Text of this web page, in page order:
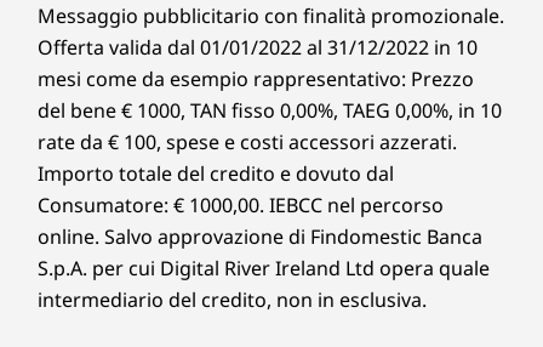
Messaggio pubblicitario con finalità promozionale.
Offerta valida dal 01/01/2022 al 31/12/2022 in 10
mesi come da esempio rappresentativo: Prezzo
del bene € 1000, TAN fisso 0,00%, TAEG 0,00%, in 10
rate da € 100, spese e costi accessori azzerati.
Importo totale del credito e dovuto dal
Consumatore: € 1000,00. IEBCC nel percorso
online. Salvo approvazione di Findomestic Banca
S.p.A. per cui Digital River Ireland Ltd opera quale
intermediario del credito, non in esclusiva.